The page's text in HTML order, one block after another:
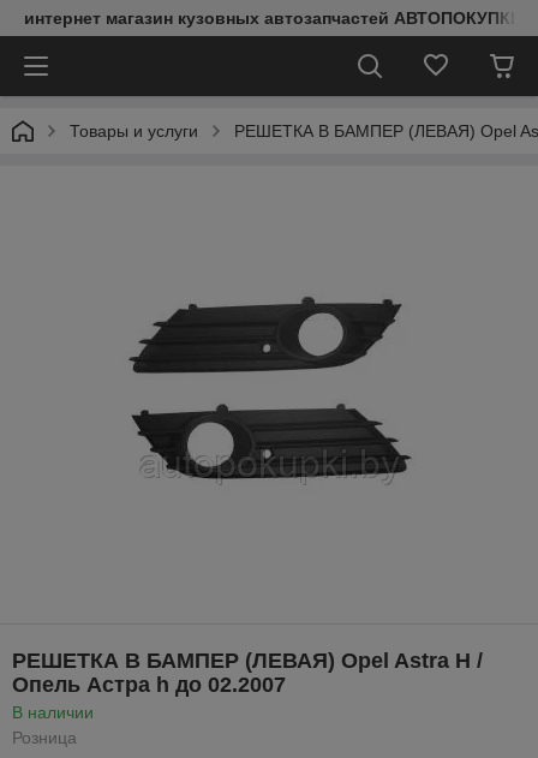
интернет магазин кузовных автозапчастей АВТОПОКУПКИ
Товары и услуги РЕШЕТКА В БАМПЕР (ЛЕВАЯ) Opel
РЕШЕТКА В БАМПЕР (ЛЕВАЯ) Opel Astra H /
Опель Астра h до 02.2007
В наличии
Розница